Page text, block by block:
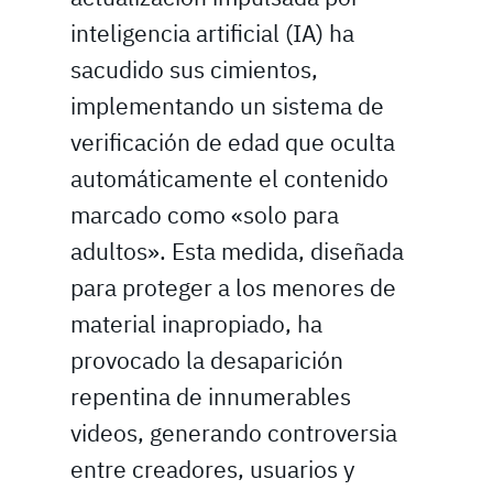
inteligencia artificial (IA) ha
sacudido sus cimientos,
implementando un sistema de
verificación de edad que oculta
automáticamente el contenido
marcado como «solo para
adultos». Esta medida, diseñada
para proteger a los menores de
material inapropiado, ha
provocado la desaparición
repentina de innumerables
videos, generando controversia
entre creadores, usuarios y